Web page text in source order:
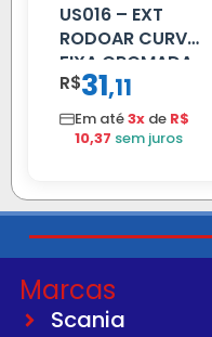
US016 – EXT
RODOAR CURVA
FIXA CROMADA
R$31,11
Em até3x de R$
10,37 sem juros
Marcas
Scania